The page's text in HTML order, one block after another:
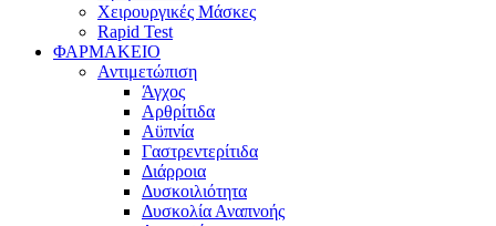
Χειρουργικές Μάσκες
Rapid Test
ΦΑΡΜΑΚΕΙΟ
Αντιμετώπιση
Άγχος
Αρθρίτιδα
Αϋπνία
Γαστρεντερίτιδα
Διάρροια
Δυσκοιλιότητα
Δυσκολία Αναπνοής